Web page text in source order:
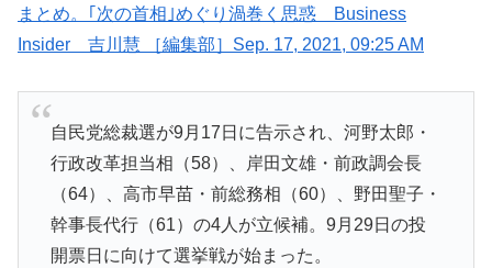
まとめ。｢次の首相｣めぐり渦巻く思惑 Business
Insider 吉川慧 ［編集部］Sep. 17, 2021, 09:25 AM
自民党総裁選が9月17日に告示され、河野太郎・
行政改革担当相（58）、岸田文雄・前政調会長
（64）、高市早苗・前総務相（60）、野田聖子・
幹事長代行（61）の4人が立候補。9月29日の投
開票日に向けて選挙戦が始まった。